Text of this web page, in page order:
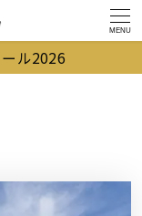
MENU
ル2026